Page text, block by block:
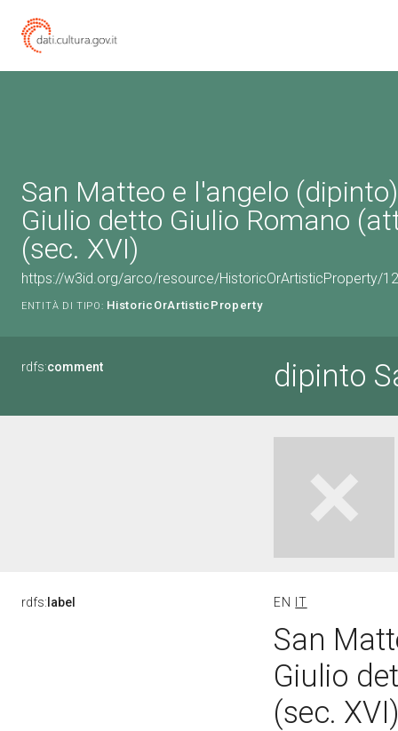
San Matteo e l'angelo
Giulio detto Giulio Romano
(sec. XVI)
https://w3id.org/arco/resource/HistoricOrArtisticProperty/
ENTITÀ DI TIPO: HistoricOrArtisticProperty
rdfs:comment dipinto
rdfs: label EN IT
San
Giulio
(sec.